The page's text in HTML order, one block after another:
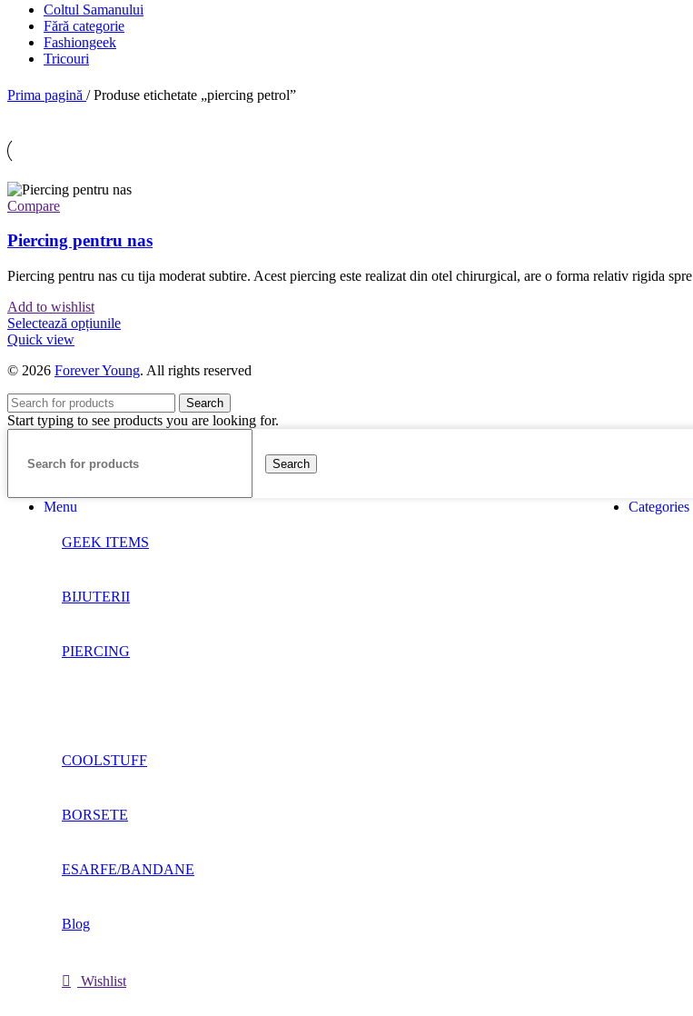
Coltul Samanului
Fără categorie
Fashiongeek
Tricouri
Prima pagină / Produse etichetate „piercing petrol”
Compare
Piercing pentru nas
Piercing pentru nas cu tija moderat subtire. Acest piercing este realizat din otel chirurgical, are o forma relativ rigida spre
Add to wishlist
Selectează opțiunileAcest
mai
Opțiunile
alese
pagina
Quick view
© 2026 Forever Young. All rights reserved
Search
Start typing to see products you are looking for.
Search
Menu Categories
GEEK ITEMS
BIJUTERII
PIERCING
COOLSTUFF
BORSETE
ESARFE/BANDANE
Blog
Wishlist